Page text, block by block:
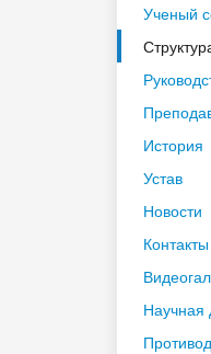
Ученый
История
Устав
Новости
Контакты
Научная